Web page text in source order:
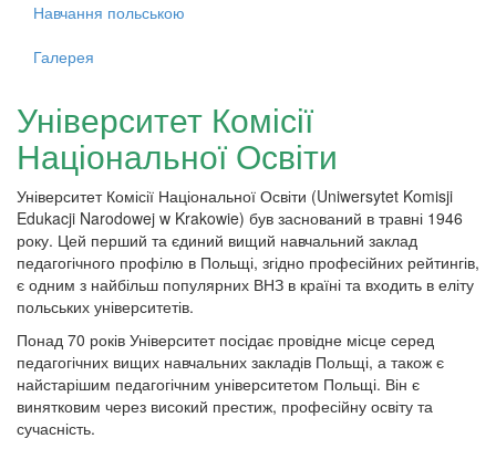
Навчання польською
Галерея
Університет Комісії
Національної Освіти
Університет Комісії Національної Освіти (Uniwersytet Komisji
Edukacji Narodowej w Krakowie) був заснований в травні 1946
року. Цей перший та єдиний вищий навчальний заклад
педагогічного профілю в Польщі, згідно професійних рейтингів,
є одним з найбільш популярних ВНЗ в країні та входить в еліту
польських університетів.
Понад 70 років Університет посідає провідне місце серед
педагогічних вищих навчальних закладів Польщі, а також є
найстарішим педагогічним університетом Польщі. Він є
винятковим через високий престиж, професійну освіту та
сучасність.